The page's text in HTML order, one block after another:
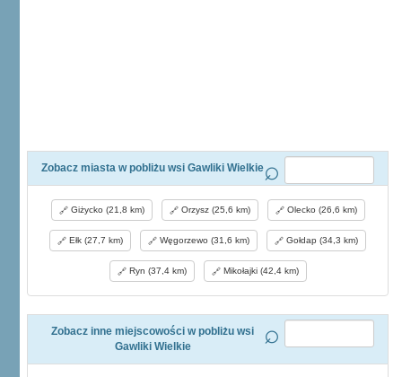
Zobacz miasta w pobliżu wsi Gawliki Wielkie
Giżycko (21,8 km) Orzysz (25,6 km) Olecko (26,6 km)
Ełk (27,7 km) Węgorzewo (31,6 km) Gołdap (34,3 km)
Ryn (37,4 km) Mikołajki (42,4 km)
Zobacz inne miejscowości w pobliżu wsi
Gawliki Wielkie